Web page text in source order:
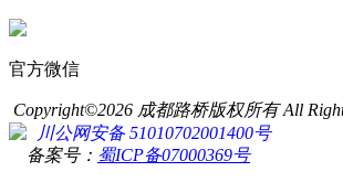
官方微信
Copyright©2026 成都路桥版权所有 All
川公网安备 51010702001400号
备案号： 蜀ICP备07000369号